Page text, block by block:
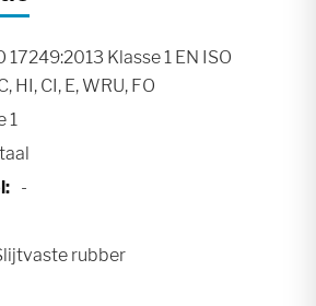
17249:2013 Klasse 1 EN ISO
HI, CI, E, WRU, FO
1
-
rubber